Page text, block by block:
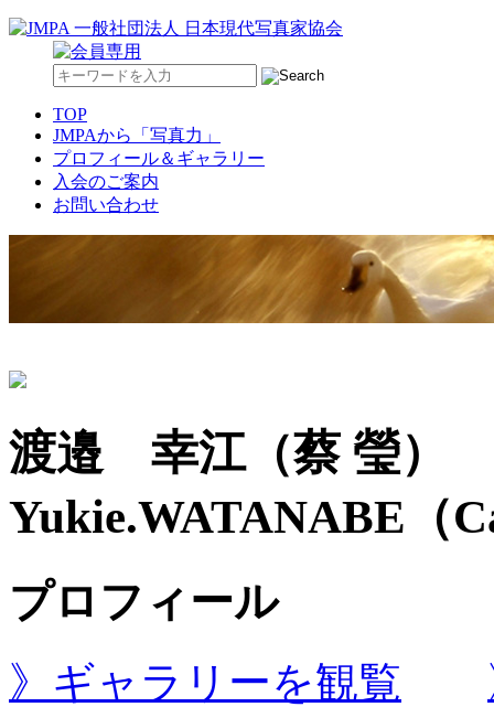
TOP
JMPAから「写真力」
プロフィール＆ギャラリー
入会のご案内
お問い合わせ
渡邉 幸江（蔡 瑩）
Yukie.WATANABE（
プロフィール
》ギャラリーを観覧